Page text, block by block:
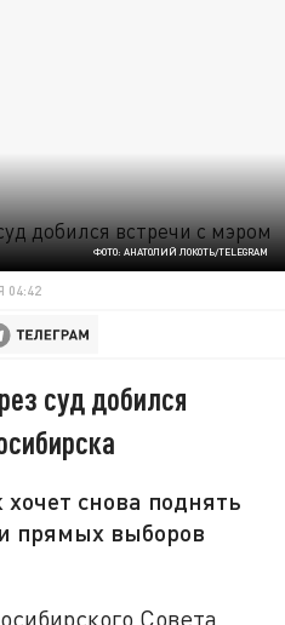
ФОТО: АНАТОЛИЙ ЛОКОТЬ/TELEGRAM
04:42
суд добился
снова поднять
прямых выборов
Совета